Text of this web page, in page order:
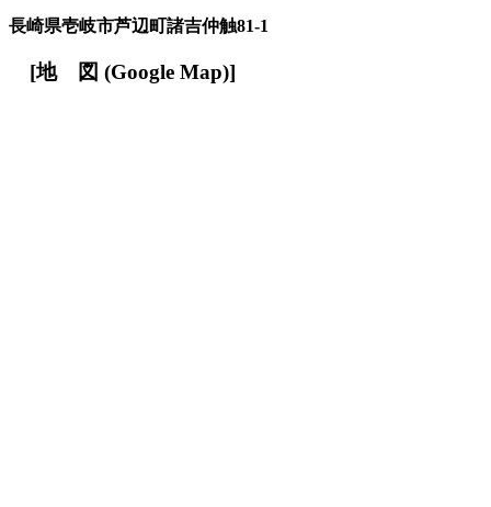
長崎県壱岐市芦辺町諸吉仲触81-1
[地 図 (Google Map)]